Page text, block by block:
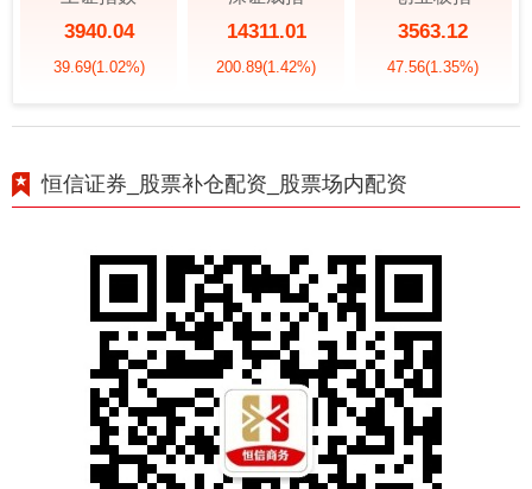
3940.04
39.69(1.02%)
14311.01
200.89(1.42%)
3563.12
47.56(1.35%)
恒信证券_股票补仓配资_股票场内配资